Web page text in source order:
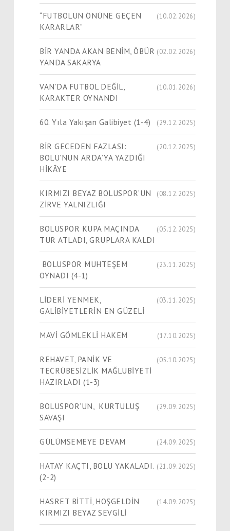
“FUTBOLUN ÖNÜNE GEÇEN
KARARLAR”
(10.02.2026)
BİR YANDA AKAN BENİM, ÖBÜR
YANDA SAKARYA
(02.02.2026)
VAN’DA FUTBOL DEĞİL,
KARAKTER OYNANDI
(10.01.2026)
60. Yıla Yakışan Galibiyet (1-4) (29.12.2025)
BİR GECEDEN FAZLASI:
BOLU’NUN ARDA’YA YAZDIĞI
HİKÂYE
(20.12.2025)
KIRMIZI BEYAZ BOLUSPOR’UN
ZİRVE YALNIZLIĞI
(08.12.2025)
BOLUSPOR KUPA MAÇINDA
TUR ATLADI, GRUPLARA KALDI
(05.12.2025)
BOLUSPOR MUHTEŞEM
OYNADI (4-1)
(23.11.2025)
LİDERİ YENMEK,
GALİBİYETLERİN EN GÜZELİ
(03.11.2025)
MAVİ GÖMLEKLİ HAKEM (17.10.2025)
REHAVET, PANİK VE
TECRÜBESİZLİK MAĞLUBİYETİ
HAZIRLADI (1-3)
(05.10.2025)
BOLUSPOR’UN, KURTULUŞ
SAVAŞI
(29.09.2025)
GÜLÜMSEMEYE DEVAM (24.09.2025)
HATAY KAÇTI, BOLU YAKALADI.
(2-2)
(21.09.2025)
HASRET BİTTİ, HOŞGELDİN
KIRMIZI BEYAZ SEVGİLİ
(14.09.2025)